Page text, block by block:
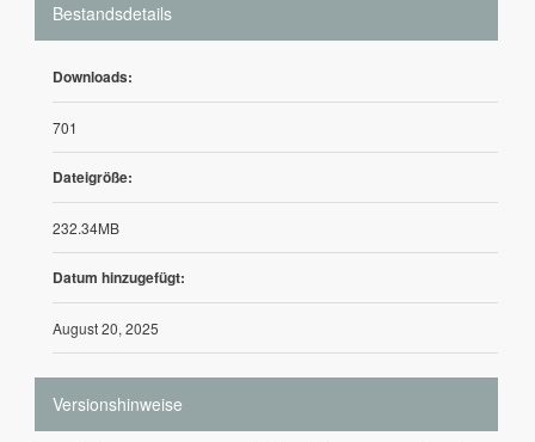
Bestandsdetails
Downloads:
701
Dateigröße:
232.34MB
Datum hinzugefügt:
August 20, 2025
Versionshinweise